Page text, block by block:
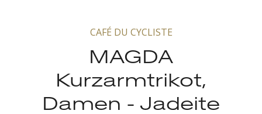
CAFÉ DU CYCLISTE
MAGDA
Kurzarmtrikot,
Damen - Jadeite